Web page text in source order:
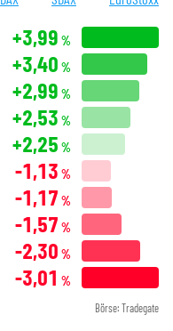
+3,99 %
+3,40 %
+2,99 %
+2,53 %
+2,25 %
-1,13 %
-1,17 %
-1,57 %
-2,30 %
-3,01 %
Börse: Tradegate